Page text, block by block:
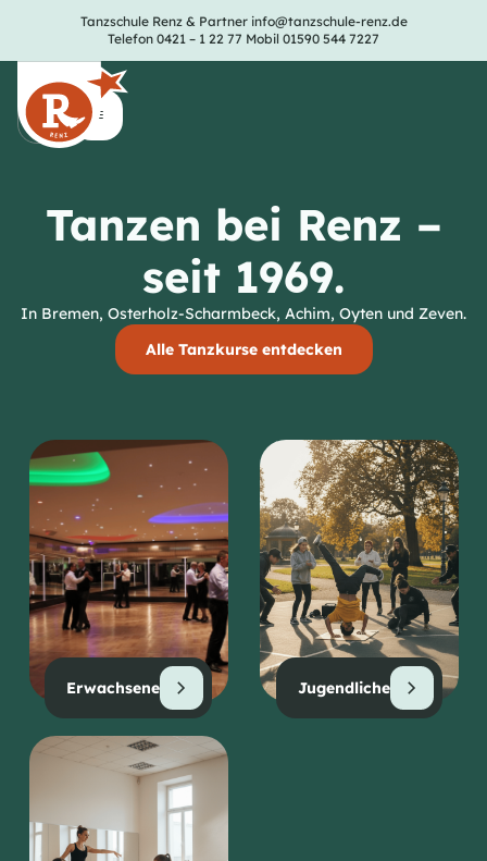
Tanzschule Renz & Partnerinfo@tanzschule-renz.de
Telefon 0421 – 1 22 77 Mobil 01590 544 7227
Tanzen bei Renz –
seit 1969.
In Bremen, Osterholz-Scharmbeck, Achim, Oyten und Zeven.
Alle Tanzkurse entdecken
Erwachsene Jugendliche